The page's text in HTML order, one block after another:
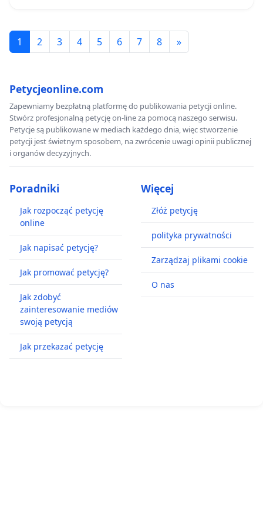
1 2 3 4 5 6 7 8 »
Petycjeonline.com
Zapewniamy bezpłatną platformę do publikowania petycji online.
Stwórz profesjonalną petycję on-line za pomocą naszego serwisu.
Petycje są publikowane w mediach każdego dnia, więc stworzenie
petycji jest świetnym sposobem, na zwrócenie uwagi opinii publicznej
i organów decyzyjnych.
Poradniki
Jak rozpocząć petycję
online
Jak napisać petycję?
Jak promować petycję?
Jak zdobyć
zainteresowanie mediów
swoją petycją
Jak przekazać petycję
Więcej
Złóż petycję
polityka prywatności
Zarządzaj plikami cookie
O nas